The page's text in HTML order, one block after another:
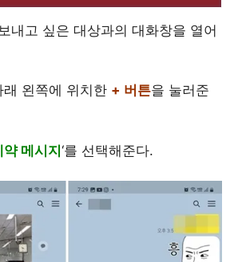
내고 싶은 대상과의 대화창을 열어
왼쪽에 위치한 + 버튼을 눌러준
약 메시지‘를 선택해준다.